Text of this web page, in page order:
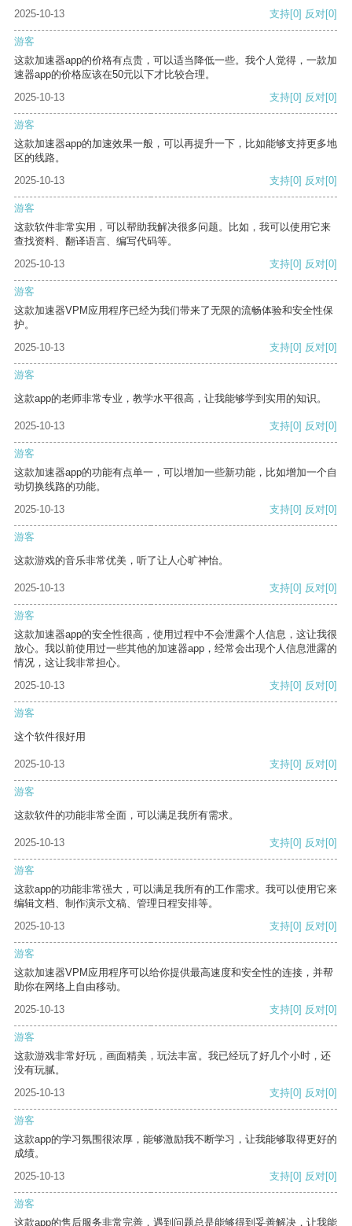
2025-10-13
支持[0] 反对[0]
游客
这款加速器app的价格有点贵，可以适当降低一些。我个人觉得，一款加
速器app的价格应该在50元以下才比较合理。
2025-10-13
支持[0] 反对[0]
游客
这款加速器app的加速效果一般，可以再提升一下，比如能够支持更多地
区的线路。
2025-10-13
支持[0] 反对[0]
游客
这款软件非常实用，可以帮助我解决很多问题。比如，我可以使用它来
查找资料、翻译语言、编写代码等。
2025-10-13
支持[0] 反对[0]
游客
这款加速器VPM应用程序已经为我们带来了无限的流畅体验和安全性保
护。
2025-10-13
支持[0] 反对[0]
游客
这款app的老师非常专业，教学水平很高，让我能够学到实用的知识。
2025-10-13 支持[0] 反对[0]
游客
这款加速器app的功能有点单一，可以增加一些新功能，比如增加一个自
动切换线路的功能。
2025-10-13
支持[0] 反对[0]
游客
这款游戏的音乐非常优美，听了让人心旷神怡。
2025-10-13 支持[0] 反对[0]
游客
这款加速器app的安全性很高，使用过程中不会泄露个人信息，这让我很
放心。我以前使用过一些其他的加速器app，经常会出现个人信息泄露的
情况，这让我非常担心。
2025-10-13
支持[0] 反对[0]
游客
这个软件很好用
2025-10-13 支持[0] 反对[0]
游客
这款软件的功能非常全面，可以满足我所有需求。
2025-10-13 支持[0] 反对[0]
游客
这款app的功能非常强大，可以满足我所有的工作需求。我可以使用它来
编辑文档、制作演示文稿、管理日程安排等。
2025-10-13
支持[0] 反对[0]
游客
这款加速器VPM应用程序可以给你提供最高速度和安全性的连接，并帮
助你在网络上自由移动。
2025-10-13
支持[0] 反对[0]
游客
这款游戏非常好玩，画面精美，玩法丰富。我已经玩了好几个小时，还
没有玩腻。
2025-10-13
支持[0] 反对[0]
游客
这款app的学习氛围很浓厚，能够激励我不断学习，让我能够取得更好的
成绩。
2025-10-13
支持[0] 反对[0]
游客
这款app的售后服务非常完善，遇到问题总是能够得到妥善解决，让我能